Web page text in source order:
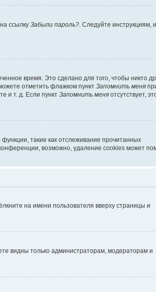
ссылку Забыли пароль?. Следуйте инструкциям, и
время. Это сделано для того, чтобы никто
отметить флажком пункт Запомнить меня
и т. д. Если пункт Запомнить меня отсутствует,
такие как отслеживание прочитанных
возможно, удаление cookies может
на имени пользователя вверху страницы и
видны только администраторам, модераторам и